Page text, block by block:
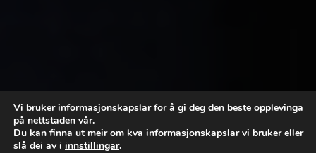
Vi bruker informasjonskapslar for å gi deg den beste opplevinga
på nettstaden vår.
Du kan finna ut meir om kva informasjonskapslar vi bruker eller
slå dei av i innstillingar.